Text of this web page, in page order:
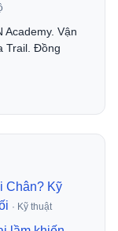
Vận
Trail. Đồng
Chân? Kỹ
· Kỹ thuật